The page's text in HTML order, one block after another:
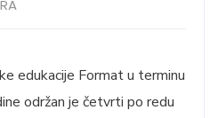
edukacije Format u terminu
održan je četvrti po redu